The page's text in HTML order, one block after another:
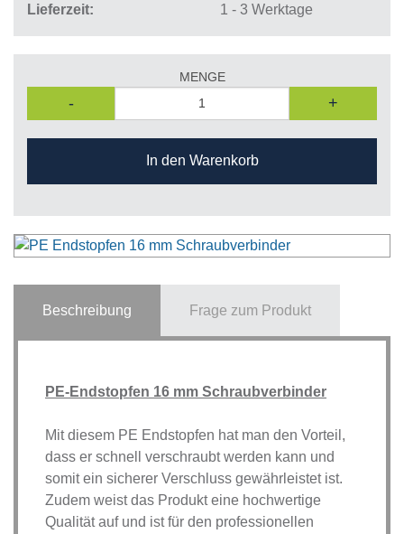
Lieferzeit
1 - 3 Werktage
MENGE
- +
In den Warenkorb
Beschreibung Frage zum Produkt
PE-Endstopfen 16 mm Schraubverbinder
Mit diesem PE Endstopfen hat man den Vorteil,
dass er schnell verschraubt werden kann und
somit ein sicherer Verschluss gewährleistet ist.
Zudem weist das Produkt eine hochwertige
Qualität auf und ist für den professionellen